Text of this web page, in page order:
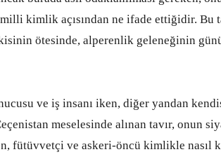
kimlik açısından ne ifade ettiğidir. Bu
ötesinde, alperenlik geleneğinin
ve iş insanı iken, diğer yandan
meselesinde alınan tavır, onun
fütüvvetçi ve askeri-öncü kimlikle nasıl